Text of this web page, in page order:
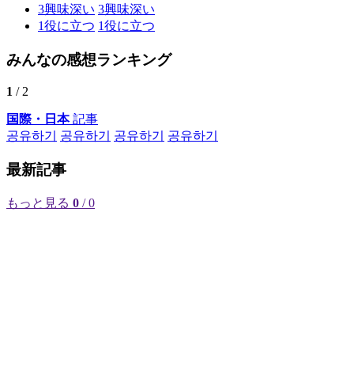
3興味深い 3興味深い
1役に立つ 1役に立つ
みんなの感想ランキング
1 / 2
国際・日本記事
공유하기
공유하기 공유하기 공유하기
最新記事
もっと見る 0 / 0